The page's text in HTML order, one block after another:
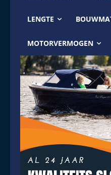
LENGTE
MOTORVERMOGEN